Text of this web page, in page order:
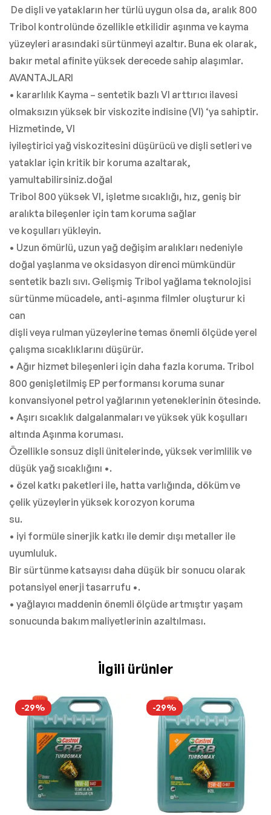
De dişli ve yatakların her türlü uygun olsa da, aralık 800
Tribol kontrolünde özellikle etkilidir aşınma ve kayma
yüzeyleri arasındaki sürtünmeyi azaltır. Buna ek olarak,
bakır metal afinite yüksek derecede sahip alaşımlar.
AVANTAJLARI
• kararlılık Kayma – sentetik bazlı VI arttırıcı ilavesi
olmaksızın yüksek bir viskozite indisine (VI) ‘ya sahiptir.
Hizmetinde, VI
iyileştirici yağ viskozitesini düşürücü ve dişli setleri ve
yataklar için kritik bir koruma azaltarak,
yamultabilirsiniz.doğal
Tribol 800 yüksek VI, işletme sıcaklığı, hız, geniş bir
aralıkta bileşenler için tam koruma sağlar
ve koşulları yükleyin.
• Uzun ömürlü, uzun yağ değişim aralıkları nedeniyle
doğal yaşlanma ve oksidasyon direnci mümkündür
sentetik bazlı sıvı. Gelişmiş Tribol yağlama teknolojisi
sürtünme mücadele, anti-aşınma filmler oluşturur ki
can
dişli veya rulman yüzeylerine temas önemli ölçüde yerel
çalışma sıcaklıklarını düşürür.
• Ağır hizmet bileşenleri için daha fazla koruma. Tribol
800 genişletilmiş EP performansı koruma sunar
konvansiyonel petrol yağlarının yeteneklerinin ötesinde.
• Aşırı sıcaklık dalgalanmaları ve yüksek yük koşulları
altında Aşınma koruması.
Özellikle sonsuz dişli ünitelerinde, yüksek verimlilik ve
düşük yağ sıcaklığını •.
• özel katkı paketleri ile, hatta varlığında, döküm ve
çelik yüzeylerin yüksek korozyon koruma
su.
• iyi formüle sinerjik katkı ile demir dışı metaller ile
uyumluluk.
Bir sürtünme katsayısı daha düşük bir sonucu olarak
potansiyel enerji tasarrufu •.
• yağlayıcı maddenin önemli ölçüde artmıştır yaşam
sonucunda bakım maliyetlerinin azaltılması.
İlgili ürünler
-29% -29%